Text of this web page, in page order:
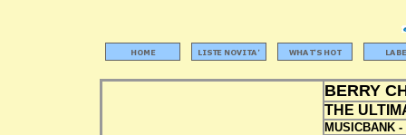
BERRY
THE
MUSICBANK -